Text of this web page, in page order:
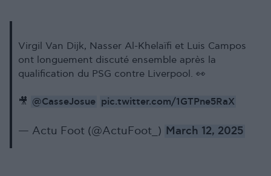
Virgil Van Dijk, Nasser Al-Khelaïfi et Luis Campos
ont longuement discuté ensemble après la
qualification du PSG contre Liverpool. 👀
🎥 @CasseJosue pic.twitter.com/1GTPne5RaX
— Actu Foot (@ActuFoot_) March 12, 2025